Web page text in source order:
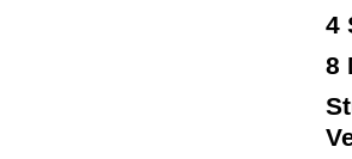
4
8